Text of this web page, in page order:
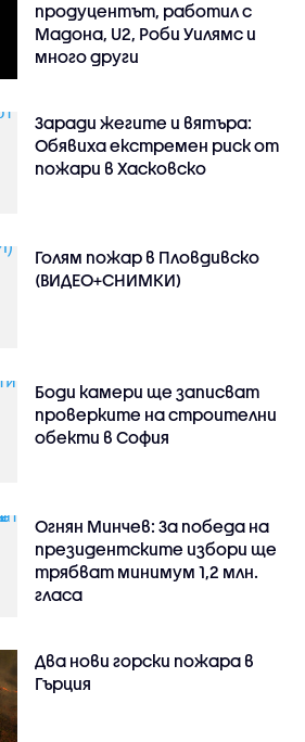
продуцентът, работил с
Мадона, U2, Роби Уилямс и
много други
Заради жегите и вятъра:
Обявиха екстремен риск от
пожари в Хасковско
Голям пожар в Пловдивско
(ВИДЕО+СНИМКИ)
Боди камери ще записват
проверките на строителни
обекти в София
Огнян Минчев: За победа на
президентските избори ще
трябват минимум 1,2 млн.
гласа
Два нови горски пожара в
Гърция